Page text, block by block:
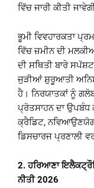
ਵਿੱਚ ਜਾਰੀ ਕੀਤੀ
ਭੂਮੀ ਵਿਵਹਾਰਕਤਾ
ਵਿੱਚ ਜ਼ਮੀਨ ਦੀ
ਦੀ ਸਥਿਤੀ ਬਾਰੇ
ਜੁੜੀਆਂ ਸ਼ੁਰੂਆਤੀ
ਹੈ। ਨਿਰਯਾਤਕਾਂ ਨੂੰ
ਪ੍ਰੋਤਸਾਹਨ ਦਾ ਉਪਬੰਧ
ਕ੍ਰੈਡਿਟ,
ਡਿਸਚਾਰਜ ਪ੍ਰਣਾਲੀ
2.ਹਰਿਆਣਾ
ਨੀਤੀ2026